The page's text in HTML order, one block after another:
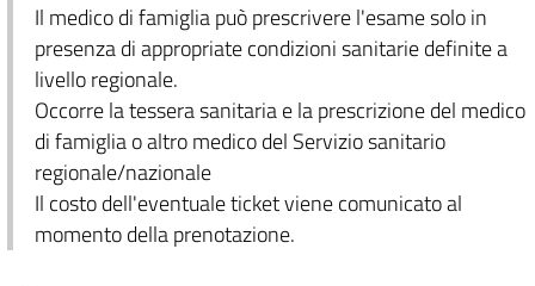
Il medico di famiglia può prescrivere l'esame solo in
presenza di appropriate condizioni sanitarie definite a
livello regionale.
Occorre la tessera sanitaria e la prescrizione del medico
di famiglia o altro medico del Servizio sanitario
regionale/nazionale
Il costo dell'eventuale ticket viene comunicato al
momento della prenotazione.